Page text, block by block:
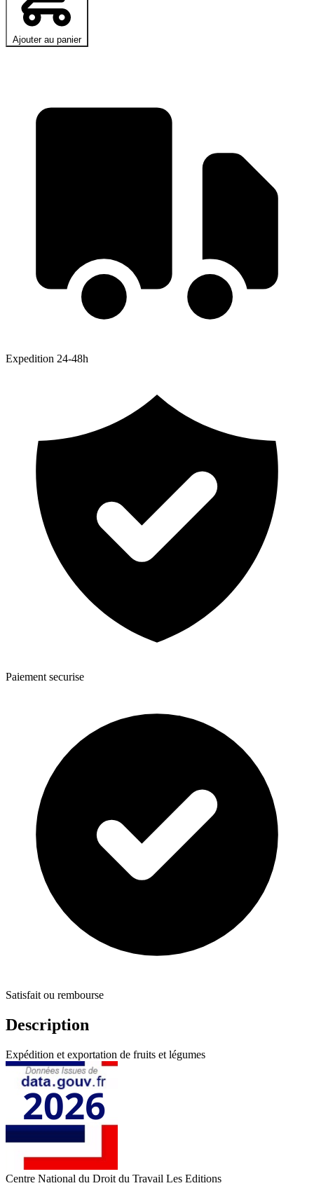
Ajouter au panier
Expedition 24-48h
Paiement securise
Satisfait ou rembourse
Description
Expédition et exportation de fruits et légumes
Centre National du Droit du Travail Les Editions